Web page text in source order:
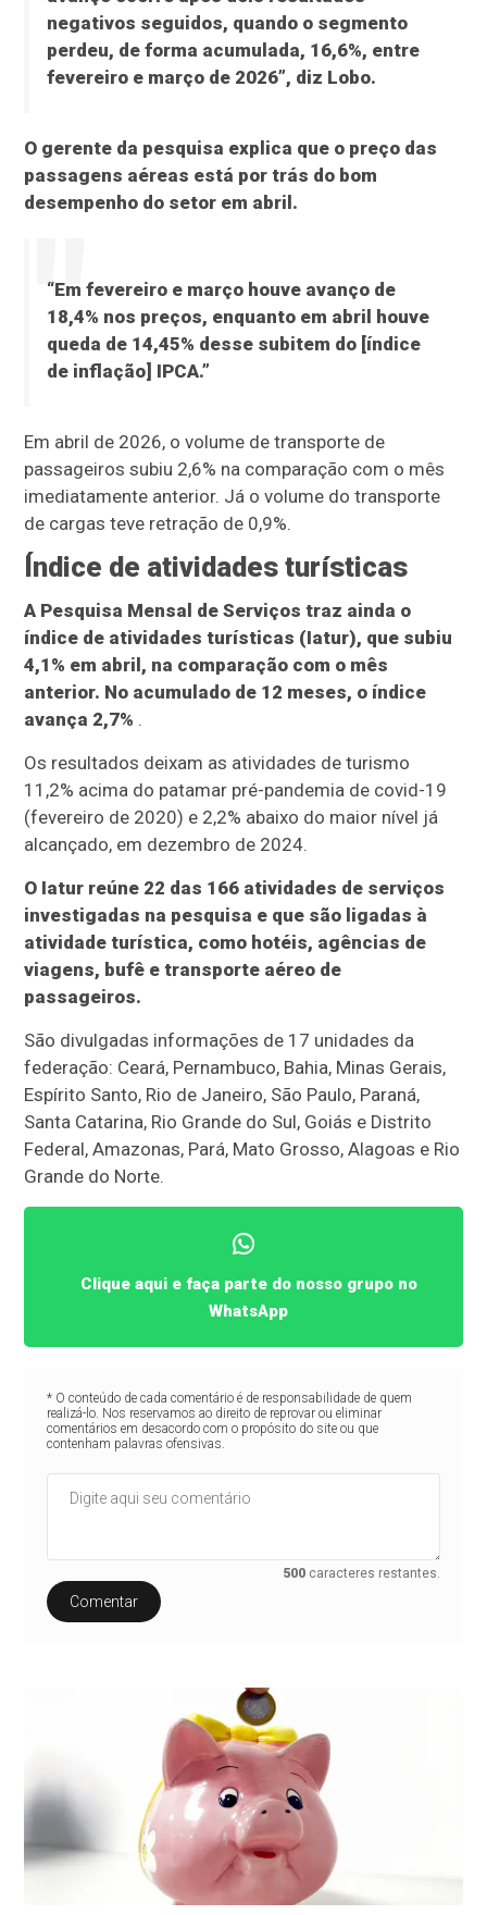
negativos seguidos, quando o segmento
perdeu, de forma acumulada, 16,6%, entre
fevereiro e março de 2026”, diz Lobo.
O gerente da pesquisa explica que o preço das
passagens aéreas está por trás do bom
desempenho do setor em abril.
“Em fevereiro e março houve avanço de
18,4% nos preços, enquanto em abril houve
queda de 14,45% desse subitem do [índice
de inflação] IPCA.”
Em abril de 2026, o volume de transporte de
passageiros subiu 2,6% na comparação com o mês
imediatamente anterior. Já o volume do transporte
de cargas teve retração de 0,9%.
Índice de atividades turísticas
A Pesquisa Mensal de Serviços traz ainda o
índice de atividades turísticas (Iatur), que subiu
4,1% em abril, na comparação com o mês
anterior. No acumulado de 12 meses, o índice
avança 2,7% .
Os resultados deixam as atividades de turismo
11,2% acima do patamar pré-pandemia de covid-19
(fevereiro de 2020) e 2,2% abaixo do maior nível já
alcançado, em dezembro de 2024.
O Iatur reúne 22 das 166 atividades de serviços
investigadas na pesquisa e que são ligadas à
atividade turística, como hotéis, agências de
viagens, bufê e transporte aéreo de
passageiros.
São divulgadas informações de 17 unidades da
federação: Ceará, Pernambuco, Bahia, Minas Gerais,
Espírito Santo, Rio de Janeiro, São Paulo, Paraná,
Santa Catarina, Rio Grande do Sul, Goiás e Distrito
Federal, Amazonas, Pará, Mato Grosso, Alagoas e Rio
Grande do Norte.
Clique aqui e faça parte do nosso grupo no
WhatsApp
* O conteúdo de cada comentário é de responsabilidade de quem
realizá-lo. Nos reservamos ao direito de reprovar ou eliminar
comentários em desacordo com o propósito do site ou que
contenham palavras ofensivas.
500 caracteres restantes.
Comentar